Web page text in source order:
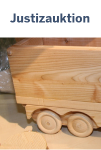
der Justizvollzugsschule
RechtSpecial -
Justizauktion